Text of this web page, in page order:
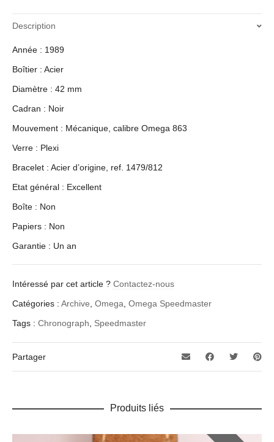
Description
Année : 1989
Boîtier : Acier
Diamètre : 42 mm
Cadran : Noir
Mouvement : Mécanique, calibre Omega 863
Verre : Plexi
Bracelet : Acier d’origine, ref. 1479/812
Etat général : Excellent
Boîte : Non
Papiers : Non
Garantie : Un an
Intéressé par cet article ? Contactez-nous
Catégories : Archive, Omega, Omega Speedmaster
Tags : Chronograph, Speedmaster
Partager
Produits liés